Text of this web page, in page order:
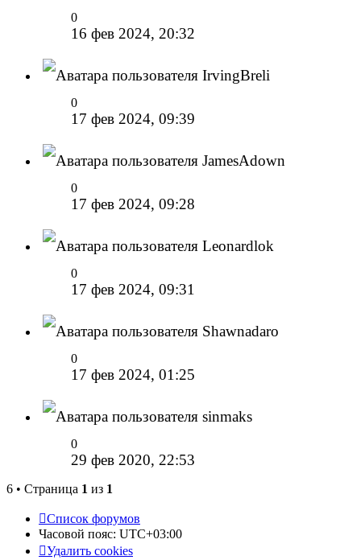
0
16 фев 2024, 20:32
IrvingBreli
0
17 фев 2024, 09:39
JamesAdown
0
17 фев 2024, 09:28
Leonardlok
0
17 фев 2024, 09:31
Shawnadaro
0
17 фев 2024, 01:25
sinmaks
0
29 фев 2020, 22:53
6 • Страница 1 из 1
Список форумов
Часовой пояс: UTC+03:00
Удалить cookies